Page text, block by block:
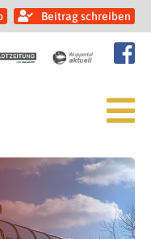
Beitrag schreiben